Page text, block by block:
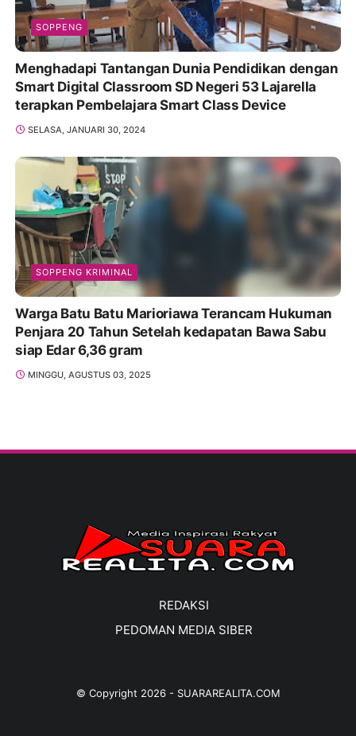
SOPPENG
Menghadapi Tantangan Dunia Pendidikan dengan
Smart Digital Classroom SD Negeri 53 Lajarella
terapkan Pembelajara Smart Class Device
SELASA, JANUARI 30, 2024
SOPPENG KRIMINAL
Warga Batu Batu Marioriawa Terancam Hukuman
Penjara 20 Tahun Setelah kedapatan Bawa Sabu
siap Edar 6,36 gram
MINGGU, AGUSTUS 03, 2025
REDAKSI
PEDOMAN MEDIA SIBER
© Copyright 2026- SUARAREALITA.COM